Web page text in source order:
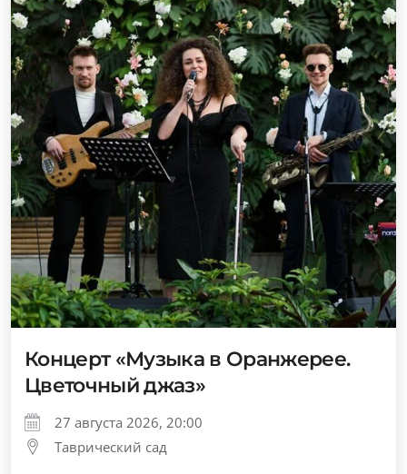
Концерт «Музыка в Оранжерее.
Цветочный джаз»
27 августа 2026, 20:00
Таврический сад